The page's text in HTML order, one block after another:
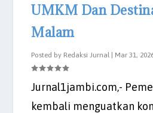
UMKM Dan
Malam
Posted by Redaksi Jurnal | Mar 31,
Jurnal1jambi.com,-
kembali menguatkan